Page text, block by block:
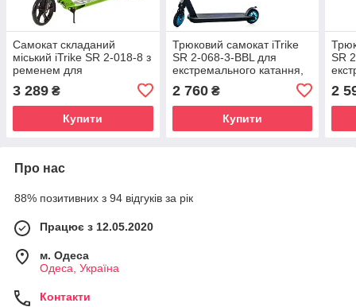
Самокат складаний
міський iTrike SR 2-018-8 з
ременем для
перенесення, 4 кольори
3 289 ₴
Купити
Трюковий самокат iTrike
SR 2-068-3-BBL для
екстремального катання,
2 760₴
Купити
SR
2
Про нас
88% позитивних з 94 відгуків за рік
Працює з 12.05.2020
м. Одеса
Одеса, Україна
Контакти